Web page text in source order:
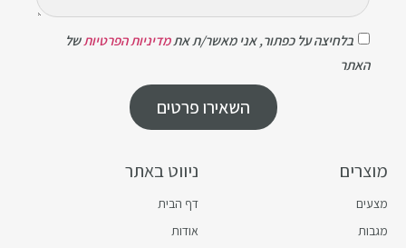
ניווט באתר
דף הבית
אודות
מוצרים
מצעים
מגבות
בלחיצה על כפתור, אני מאשר/ת אתמדיניות הפרטיותשל
האתר
השאירו פרטים